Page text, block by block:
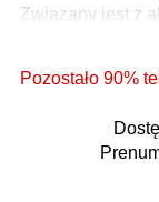
Związany jest z
Pozostało 90%